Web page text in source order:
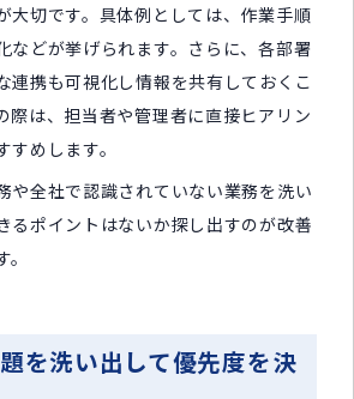
大切です。具体例としては、作業手順
などが挙げられます。さらに、各部署
連携も可視化し情報を共有しておくこ
際は、担当者や管理者に直接ヒアリン
めします。
や全社で認識されていない業務を洗い
るポイントはないか探し出すのが改善
洗い出して優先度を決